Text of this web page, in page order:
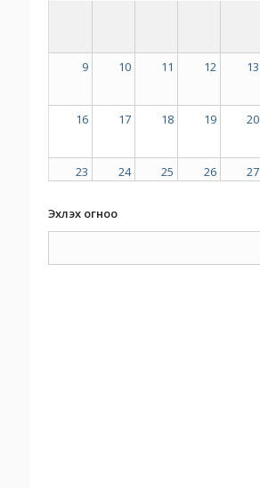
9 10 11 12 13
16 17 18 19 20
23 24 25 26 27
Эхлэх огноо